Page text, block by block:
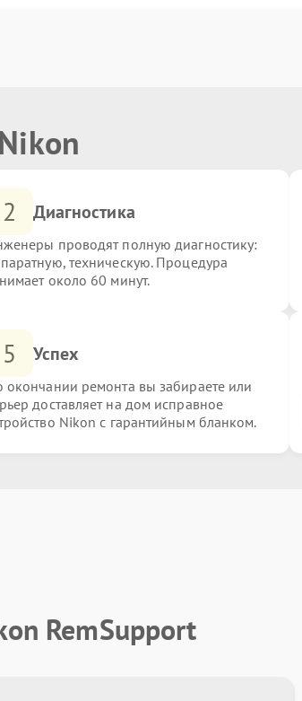
2 Диагностика
проводят полную диагностику:
техническую. Процедура
около 60 минут.
5 Успех
окончании ремонта вы забираете или
доставляет на дом исправное
Nikon с гарантийным бланком.
RemSupport